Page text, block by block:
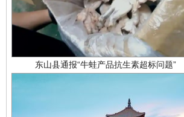
东山县通报“牛蛙产品抗生素超标问题”